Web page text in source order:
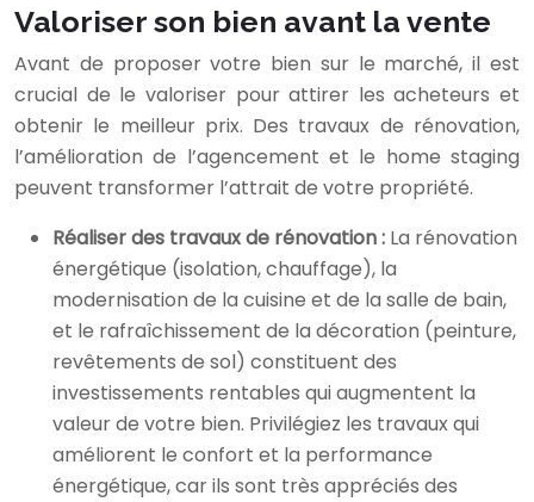
Valoriser son bien avant la vente
Avant de proposer votre bien sur le marché, il est
crucial de le valoriser pour attirer les acheteurs et
obtenir le meilleur prix. Des travaux de rénovation,
l’amélioration de l’agencement et le home staging
peuvent transformer l’attrait de votre propriété.
Réaliser des travaux de rénovation : La rénovation
énergétique (isolation, chauffage), la
modernisation de la cuisine et de la salle de bain,
et le rafraîchissement de la décoration (peinture,
revêtements de sol) constituent des
investissements rentables qui augmentent la
valeur de votre bien. Privilégiez les travaux qui
améliorent le confort et la performance
énergétique, car ils sont très appréciés des